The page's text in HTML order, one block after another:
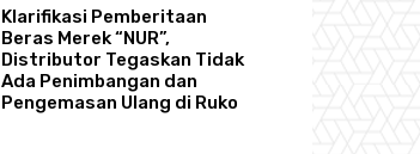
Klarifikasi Pemberitaan
Beras Merek “NUR”,
Distributor Tegaskan Tidak
Ada Penimbangan dan
Pengemasan Ulang di Ruko